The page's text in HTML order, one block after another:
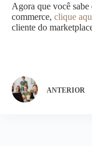
Agora que você
commerce, clique
cliente do
ANTERIOR